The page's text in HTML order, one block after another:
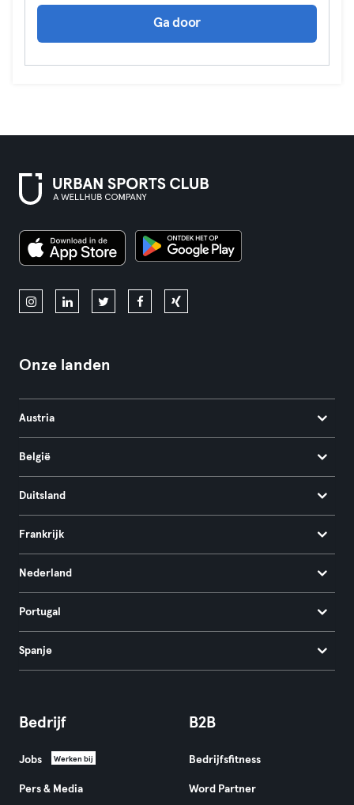
Ga door
Onze landen
Austria
België
Duitsland
Frankrijk
Nederland
Portugal
Spanje
Bedrijf
Jobs Werken bij
Pers & Media
B2B
Bedrijfsfitness
Word Partner